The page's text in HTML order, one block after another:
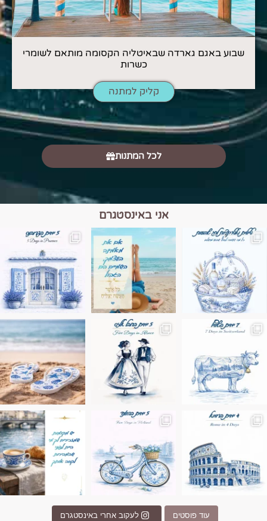
שבוע באגם גארדה שבאיטליה הקסומה מותאם לשומרי
כשרות
קליק למתנה
לכל המתנות
אני באינסטגרם
הם הגבול 💙🩵
בחבל אלזס צרפת
בחופשה שבו הכל נהיה פשוט יותר. החול, הי
Instagram post
Instagram post 17994326828955248
עוד פוסטים לעקוב אחרי באינסטגרם